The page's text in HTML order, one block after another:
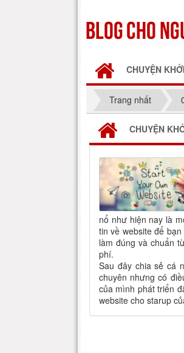
CHUYỆN
Trang nhất
CHUYỆN
nổ như hiện nay là
tin về website để
làm đúng và chuẩn
phí.
Sau đây chia sẻ cá
chuyên nhưng có
của mình phát triển
website cho starup